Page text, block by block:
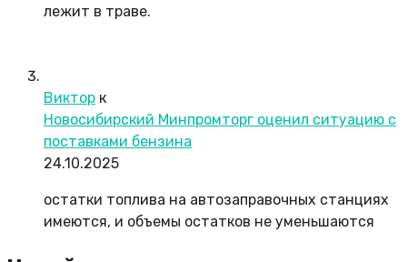
лежит в траве.
Виктор к
Новосибирский Минпромторг оценил ситуацию с
поставками бензина
24.10.2025
остатки топлива на автозаправочных станциях
имеются, и объемы остатков не уменьшаются